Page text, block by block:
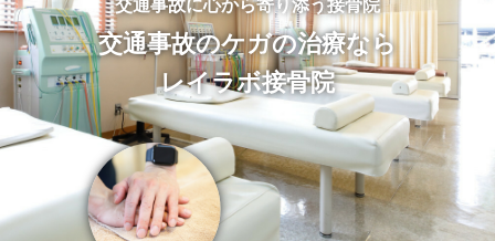
交通事故に心から寄り添う接骨院
交通事故のケガの治療なら
レイラボ接骨院